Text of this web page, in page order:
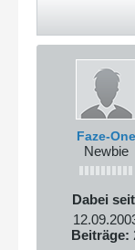
Faze-One
Newbie
Dabei
Beiträge: